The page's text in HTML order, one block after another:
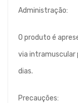
Administração:
O produto é
via intramuscular
dias.
Precauções: